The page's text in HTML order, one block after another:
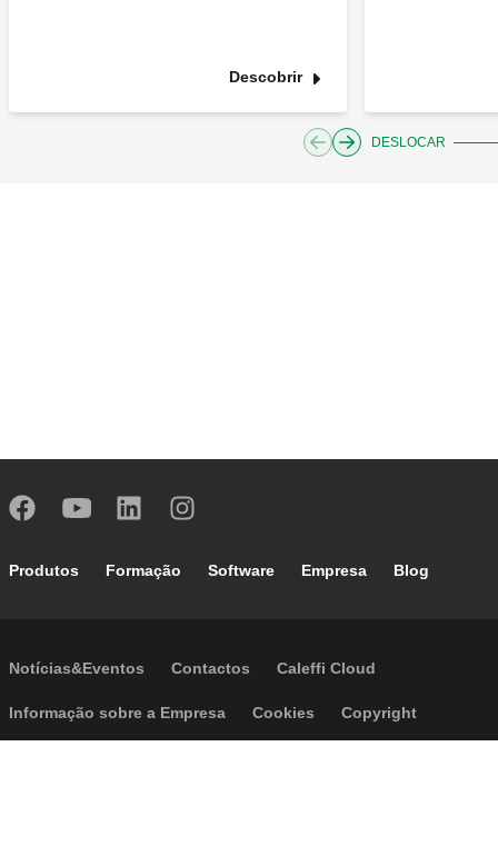
Descobrir
DESLOCAR
Footer main navigation
Produtos Formação Software Empresa Blog
Footer secondary navigation
Notícias&Eventos Contactos Caleffi Cloud
Footer menu
Informação sobre a Empresa Cookies Copyright